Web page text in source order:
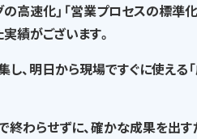
の高速化」「営業プロセスの標準
績がございます。
し、明日から現場ですぐに使える
終わらせずに、確かな成果を出す